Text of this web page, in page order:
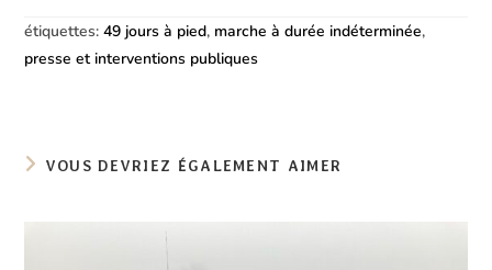
étiquettes:49 jours à pied, marche à durée indéterminée,
presse et interventions publiques
VOUS DEVRIEZ ÉGALEMENT AIMER